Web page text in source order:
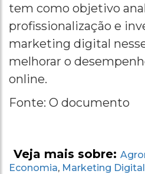
tem como objetivo
profissionalização e
marketing digital
melhorar o
online.
Fonte: O documento
Veja mais sobre:
Economia, Marketing Digital